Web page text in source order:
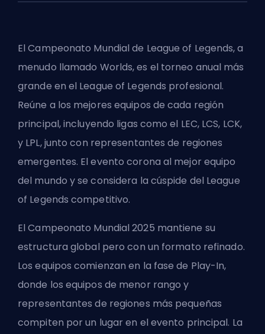
El Campeonato Mundial de League of Legends, a
menudo llamado Worlds, es el torneo anual más
grande en el League of Legends profesional.
Reúne a los mejores equipos de cada región
principal, incluyendo ligas como el LEC, LCS, LCK,
y LPL, junto con representantes de regiones
emergentes. El evento corona al mejor equipo
del mundo y se considera la cúspide del League
of Legends competitivo.
El Campeonato Mundial 2025 mantiene su
estructura global pero con un formato refinado.
Los equipos comienzan en la fase de Play-In,
donde los equipos de menor rango y
representantes de regiones más pequeñas
compiten por un lugar en el evento principal. La